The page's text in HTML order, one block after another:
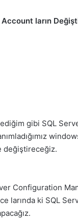
ların
gibi SQL
değiştireceğiz.
Configuration
larında ki SQL